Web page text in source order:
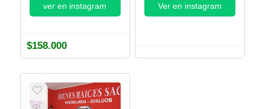
ver en instagram
$158.000
Ver en instagram